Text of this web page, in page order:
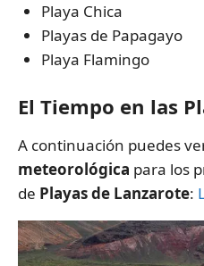
Playa Chica
Playas de Papagayo
Playa Flamingo
El Tiempo en las
A continuación puedes
meteorológica para los
de Playas de Lanzarote: